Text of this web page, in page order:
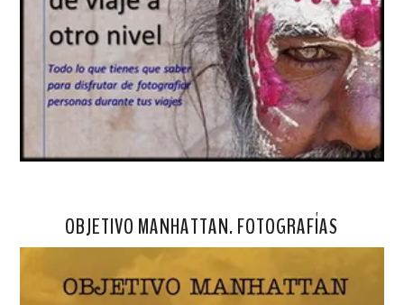
OBJETIVO MANHATTAN. FOTOGRAFÍAS